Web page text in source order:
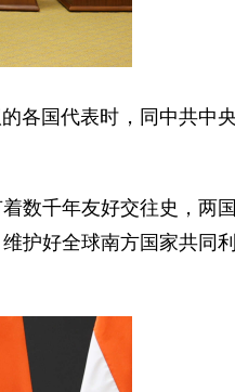
各国代表时，同中共中
数千年友好交往史，两
护好全球南方国家共同